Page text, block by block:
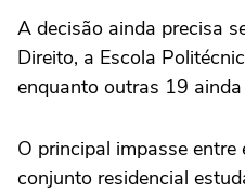
A decisão ainda precisa
Direito, a Escola
enquanto outras 19
O principal impasse
conjunto residencial